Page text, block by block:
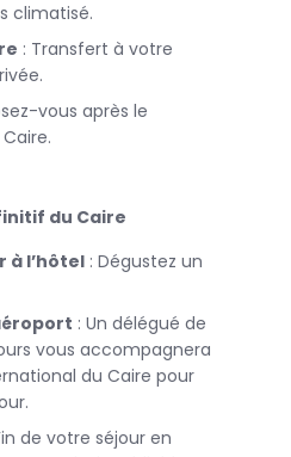
climatisé.
: Transfert à votre
vous après le
du Caire
à l’hôtel : Dégustez un
: Un délégué de
vous accompagnera
du Caire pour
de votre séjour en